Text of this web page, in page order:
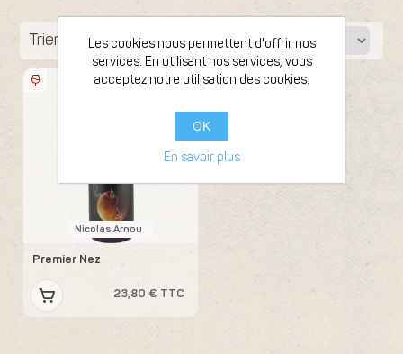
Trier par
2019
Bouteille 75cl
Nicolas Arnou
Premier Nez
23,80 € TTC
Les cookies nous permettent d'offrir nos
services. En utilisant nos services, vous
acceptez notre utilisation des cookies.
OK
En savoir plus